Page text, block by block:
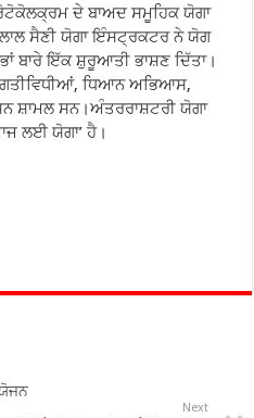
ਦੇ ਬਾਅਦ ਸਮੂਹਿਕ ਯੋਗਾ
ਲਾਲ ਸੈਣੀ ਯੋਗਾ ਇੰਸਟ੍ਰਕਟਰ ਨੇ ਯੋਗ
ਬਾਰੇ ਇੱਕ ਸ਼ੁਰੂਆਤੀ ਭਾਸ਼ਣ ਦਿੱਤਾ।
ਧਿਆਨ ਅਭਿਆਸ,
ਸ਼ਾਮਲ ਸਨ।ਅੰਤਰਰਾਸ਼ਟਰੀ ਯੋਗਾ
ਲਈ ਯੋਗਾ’ ਹੈ।
Next